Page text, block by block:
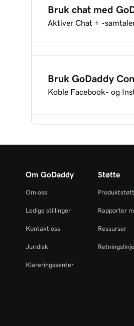
Bytt mellom mine
Bruk chat med
Aktiver Chat + -
Hvordan leser jeg og
Bruk GoDaddy
Koble Facebook- og
Om GoDaddy
Om oss
Ledige stillinger
Kontakt oss
Juridisk
Klareringssenter
Støtte
Rapporter
Ressurser